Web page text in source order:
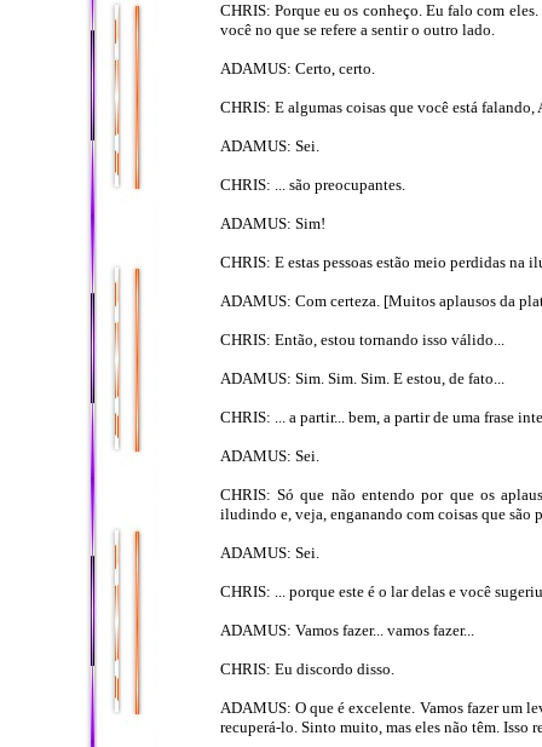
CHRIS: Porque eu os conheço. Eu falo com
você no que se refere a sentir o outro lado.
ADAMUS: Certo, certo.
CHRIS: E algumas coisas que você está falando,
ADAMUS: Sei.
CHRIS: ... são preocupantes.
ADAMUS: Sim!
CHRIS: E estas pessoas estão meio perdidas na
ADAMUS: Com certeza. [Muitos aplausos da
CHRIS: Então, estou tornando isso válido...
ADAMUS: Sim. Sim. Sim. E estou, de fato...
CHRIS: ... a partir... bem, a partir de uma frase
ADAMUS: Sei.
CHRIS: Só que não entendo por que os
iludindo e, veja, enganando com coisas que são
ADAMUS: Sei.
CHRIS: ... porque este é o lar delas e você
ADAMUS: Vamos fazer... vamos fazer...
CHRIS: Eu discordo disso.
ADAMUS: O que é excelente. Vamos fazer um
recuperá-lo. Sinto muito, mas eles não têm. Isso